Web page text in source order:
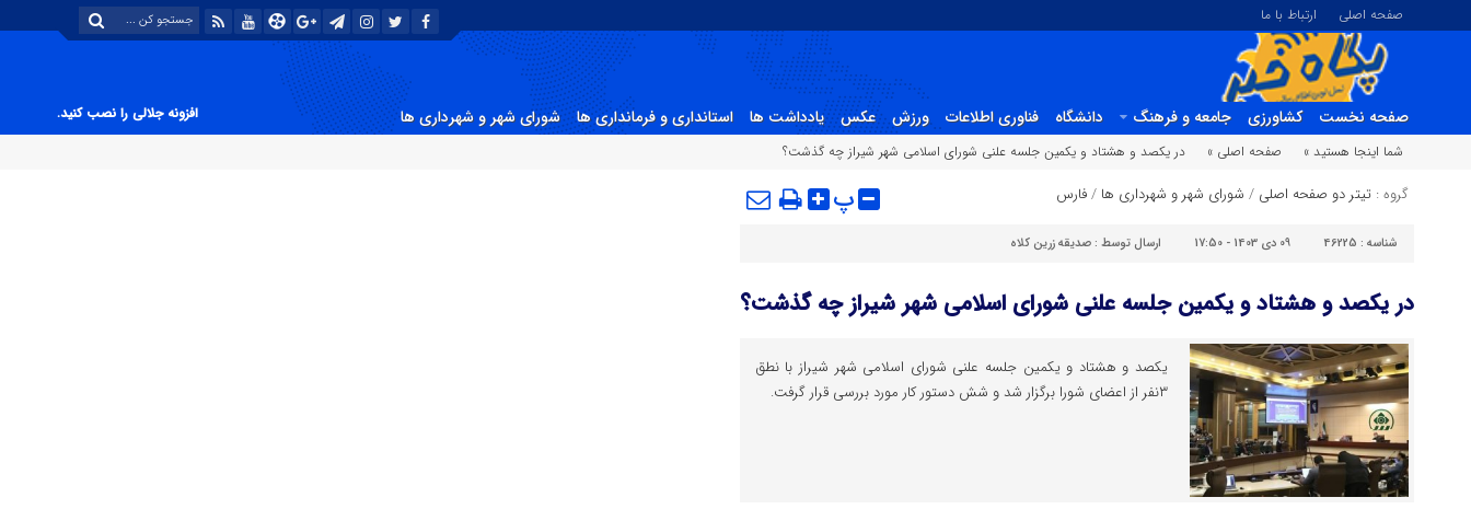
صفحه اصلی ارتباط با ما
صفحه نخست کشاورزی جامعه و فرهنگ دانشگاه فناوری اطلاعات ورزش عکس یادداشت ها استانداری و فرمانداری ها شورای شهر و شهرداری ها
افزونه جلالی را نصب کنید.
شما اینجا هستید »
صفحه اصلی » در یکصد و هشتاد و یکمین جلسه علنی شورای اسلامی شهر شیراز چه گذشت؟
گروه : تیتر دو صفحه اصلی / شورای شهر و شهرداری ها /فارس پ
شناسه : 46225 09 دی 1403 - 17:50 ارسال توسط : صدیقه زرین کلاه
در یکصد و هشتاد و یکمین جلسه علنی شورای اسلامی شهر شیراز چه گذشت؟
یکصد و هشتاد و یکمین جلسه علنی شورای اسلامی شهر شیراز با نطق
۳نفر از اعضای شورا برگزار شد و شش دستور کار مورد بررسی قرار گرفت.